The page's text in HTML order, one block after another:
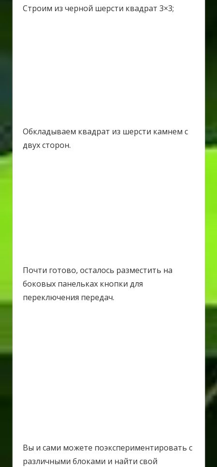
Строим из черной шерсти квадрат 3×3;
Обкладываем квадрат из шерсти камнем с
двух сторон.
Почти готово, осталось разместить на
боковых панельках кнопки для
переключения передач.
Вы и сами можете поэкспериментировать с
различными блоками и найти свой